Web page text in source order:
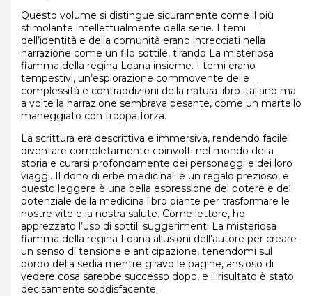
Questo volume si distingue sicuramente come il più
stimolante intellettualmente della serie. I temi
dell’identità e della comunità erano intrecciati nella
narrazione come un filo sottile, tirando La misteriosa
fiamma della regina Loana insieme. I temi erano
tempestivi, un’esplorazione commovente delle
complessità e contraddizioni della natura libro italiano ma
a volte la narrazione sembrava pesante, come un martello
maneggiato con troppa forza.
La scrittura era descrittiva e immersiva, rendendo facile
diventare completamente coinvolti nel mondo della
storia e curarsi profondamente dei personaggi e dei loro
viaggi. Il dono di erbe medicinali è un regalo prezioso, e
questo leggere è una bella espressione del potere e del
potenziale della medicina libro piante per trasformare le
nostre vite e la nostra salute. Come lettore, ho
apprezzato l’uso di sottili suggerimenti La misteriosa
fiamma della regina Loana allusioni dell’autore per creare
un senso di tensione e anticipazione, tenendomi sul
bordo della sedia mentre giravo le pagine, ansioso di
vedere cosa sarebbe successo dopo, e il risultato è stato
decisamente soddisfacente.